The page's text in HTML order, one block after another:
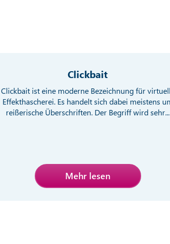
Clickbait
Clickbait ist eine moderne Bezeichnung für
Effekthascherei. Es handelt sich dabei meistens
reißerische Überschriften. Der Begriff wird sehr...
Mehr lesen